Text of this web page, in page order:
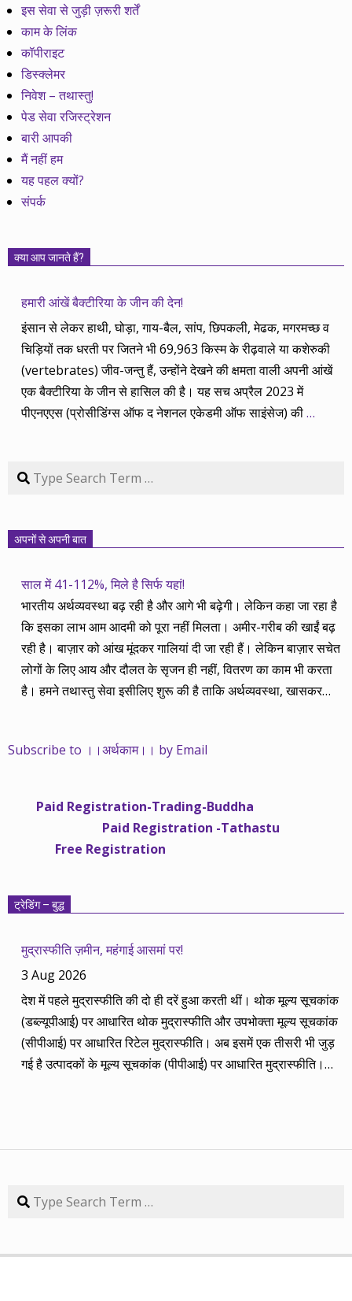
इस सेवा से जुड़ी ज़रूरी शर्तें
काम के लिंक
कॉपीराइट
डिस्क्लेमर
निवेश – तथास्तु!
पेड सेवा रजिस्ट्रेशन
बारी आपकी
मैं नहीं हम
यह पहल क्यों?
संपर्क
क्या आप जानते हैं?
हमारी आंखें बैक्टीरिया के जीन की देन!
इंसान से लेकर हाथी, घोड़ा, गाय-बैल, सांप, छिपकली, मेढक, मगरमच्छ व
चिड़ियों तक धरती पर जितने भी 69,963 किस्म के रीढ़वाले या कशेरुकी
(vertebrates) जीव-जन्तु हैं, उन्होंने देखने की क्षमता वाली अपनी आंखें
एक बैक्टीरिया के जीन से हासिल की है। यह सच अप्रैल 2023 में
पीएनएएस (प्रोसीडिंग्स ऑफ द नेशनल एकेडमी ऑफ साइंसेज) की…
Search
अपनों से अपनी बात
साल में 41-112%, मिले है सिर्फ यहां!
भारतीय अर्थव्यवस्था बढ़ रही है और आगे भी बढ़ेगी। लेकिन कहा जा रहा है
कि इसका लाभ आम आदमी को पूरा नहीं मिलता। अमीर-गरीब की खाईं बढ़
रही है। बाज़ार को आंख मूंदकर गालियां दी जा रही हैं। लेकिन बाज़ार सचेत
लोगों के लिए आय और दौलत के सृजन ही नहीं, वितरण का काम भी करता
है। हमने तथास्तु सेवा इसीलिए शुरू की है ताकि अर्थव्यवस्था, खासकर
महंगाई की दर 10 प्रतिशत से ऊपर रहती है। वे भागकर जाते हैं सोने और
साढ़े चार सालों से अर्थकाम से जुड़े हैं, वे हमारी ईमानदारी और सत्यनिष्ठा से
भलीभांति वाकिफ हैं। शुरू में हम भी कच्चे थे तो बाज़ार के उस्तादों के जाल
में फंस गए। गलतियां कीं। लेकिन जैसे ही समझ में आया, खटाक से उनसे
मजबूत आधार और गहन रिसर्च के साथ। उसी का नतीजा है कि हमारी
अगस्त 2014 तक का लेखाजोखा रखा था। अब सितंबर 2013 से सितंबर
2014 की बानगी पेश है। सितंबर 2013 में पांच रविवार थे तो पांच
कंपनियां। आप नीचे की सारिणी से देख सकते हैं कि पांच में चार ने अपना
(तीन से पांच साल का) लक्ष्य साल भर में ही पूरा कर लिया है, जबकि एक
कंपनी 84.57 प्रतिशत रिटर्न के साथ लक्ष्य से ज़रा-सा पीछे है। तारीख
कंपनी तब का भाव समय लक्ष्य 30/09/14 का भाव रिटर्न (%) 01/09/13
डॉ. रेड्डीज़ लैब 2292.90 3 साल 2815 3229.60 40.85 08/09/13
संतुलन बनाकर चलते हैं। यह भी बताते हैं कि कहां पर एंट्री करें और आपके
Subscribe to ।।अर्थकाम।। by Email
Paid Registration-Trading-Buddha
Paid Registration -Tathastu
Free Registration
ट्रेडिंग – बुद्ध
मुद्रास्फीति ज़मीन, महंगाई आसमां पर!
3 Aug 2026
देश में पहले मुद्रास्फीति की दो ही दरें हुआ करती थीं। थोक मूल्य सूचकांक
(डब्ल्यूपीआई) पर आधारित थोक मुद्रास्फीति और उपभोक्ता मूल्य सूचकांक
(सीपीआई) पर आधारित रिटेल मुद्रास्फीति। अब इसमें एक तीसरी भी जुड़
गई है उत्पादकों के मूल्य सूचकांक (पीपीआई) पर आधारित मुद्रास्फीति।
मुद्रास्फीति जितनी बढ़ती है, उससे ज्यादा कमाई बढ़ जाए तो किसी को
मुद्रास्फीति का 4% बढ़ना भी घर-गृहस्थी की कमर तोड़ देता है। सरकार
कहती है कि उसने तो पिछले बारह सालों में मुद्रास्फीति को काबू में कर रखा
(एफआईटी) फ्रेमवर्क के तहत रिटेल मुद्रास्फीति के लिए 4% को बीच में